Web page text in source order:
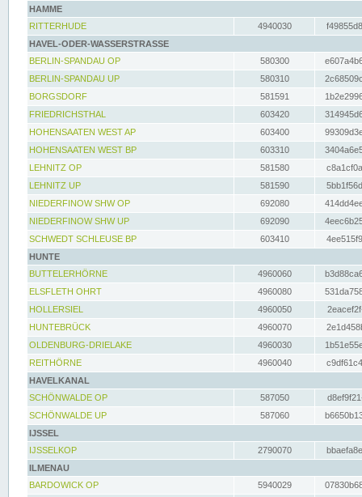
HAMME
RITTERHUDE
4940030
HAVEL-ODER-WASSERSTRASSE
BERLIN-SPANDAU OP
580300
BERLIN-SPANDAU UP
580310
BORGSDORF
581591
FRIEDRICHSTHAL
603420
HOHENSAATEN WEST AP
603400
HOHENSAATEN WEST BP
603310
LEHNITZ OP
581580
LEHNITZ UP
581590
NIEDERFINOW SHW OP
692080
NIEDERFINOW SHW UP
692090
SCHWEDT SCHLEUSE BP
603410
HUNTE
BUTTELERHÖRNE
4960060
ELSFLETH OHRT
4960080
HOLLERSIEL
4960050
HUNTEBRÜCK
4960070
OLDENBURG-DRIELAKE
4960030
REITHÖRNE
4960040
HAVELKANAL
SCHÖNWALDE OP
587050
SCHÖNWALDE UP
587060
IJSSEL
IJSSELKOP
2790070
ILMENAU
BARDOWICK OP
5940029